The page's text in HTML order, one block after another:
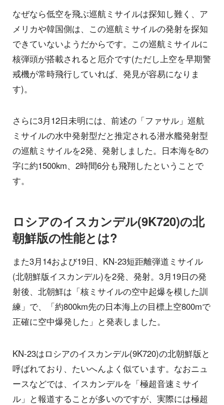
なぜなら低空を飛ぶ巡航ミサイルは探知し難く、ア
メリカや韓国側は、この巡航ミサイルの発射を探知
できていないようだからです。この巡航ミサイルに
核弾頭が搭載されると厄介です(ただし上空を早期警
戒機が常時飛行していれば、発見が容易になりま
す)。
さらに3月12日未明には、前述の「ファサル」巡航
ミサイルの水中発射型だと推定される潜水艦発射型
の巡航ミサイルを2発、発射しました。日本海を8の
字に約1500km、2時間6分も飛翔したということで
す。
ロシアのイスカンデル(9K720)の北
朝鮮版の性能とは?
また3月14および19日、KN-23短距離弾道ミサイル
(北朝鮮版イスカンデル)を2発、発射。3月19日の発
射後、北朝鮮は「核ミサイルの空中起爆を模した訓
練」で、「約800km先の日本海上の目標上空800mで
正確に空中爆発した」と発表しました。
KN-23はロシアのイスカンデル(9K720)の北朝鮮版と
呼ばれており、たいへんよく似ています。なおニュ
ースなどでは、イスカンデルを「極超音速ミサイ
ル」と報道することが多いのですが、実際には極超